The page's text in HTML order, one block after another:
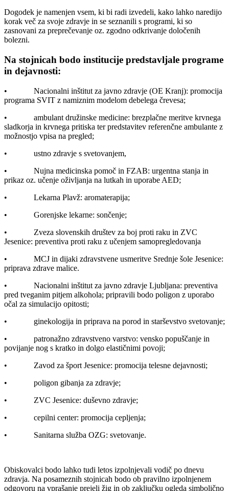
Dogodek je namenjen vsem, ki bi radi izvedeli, kako lahko naredijo
korak več za svoje zdravje in se seznanili s programi, ki so
zasnovani za preprečevanje oz. zgodno odkrivanje določenih
bolezni.
Na stojnicah bodo institucije predstavljale programe
in dejavnosti:
• Nacionalni inštitut za javno zdravje (OE Kranj): promocija
programa SVIT z namiznim modelom debelega črevesa;
• ambulant družinske medicine: brezplačne meritve krvnega
sladkorja in krvnega pritiska ter predstavitev referenčne ambulante z
možnostjo vpisa na pregled;
• ustno zdravje s svetovanjem,
• Nujna medicinska pomoč in FZAB: urgentna stanja in
prikaz oz. učenje oživljanja na lutkah in uporabe AED;
• Lekarna Plavž: aromaterapija;
• Gorenjske lekarne: sončenje;
• Zveza slovenskih društev za boj proti raku in ZVC
Jesenice: preventiva proti raku z učenjem samopregledovanja
• MCJ in dijaki zdravstvene usmeritve Srednje šole Jesenice:
priprava zdrave malice.
• Nacionalni inštitut za javno zdravje Ljubljana: preventiva
pred tveganim pitjem alkohola; pripravili bodo poligon z uporabo
očal za simulacijo opitosti;
• ginekologija in priprava na porod in starševstvo svetovanje;
• patronažno zdravstveno varstvo: vensko popuščanje in
povijanje nog s kratko in dolgo elastičnimi povoji;
• Zavod za šport Jesenice: promocija telesne dejavnosti;
• poligon gibanja za zdravje;
• ZVC Jesenice: duševno zdravje;
• cepilni center: promocija cepljenja;
• Sanitarna služba OZG: svetovanje.
Obiskovalci bodo lahko tudi letos izpolnjevali vodič po dnevu
zdravja. Na posameznih stojnicah bodo ob pravilno izpolnjenem
odgovoru na vprašanje prejeli žig in ob zaključku ogleda simbolično